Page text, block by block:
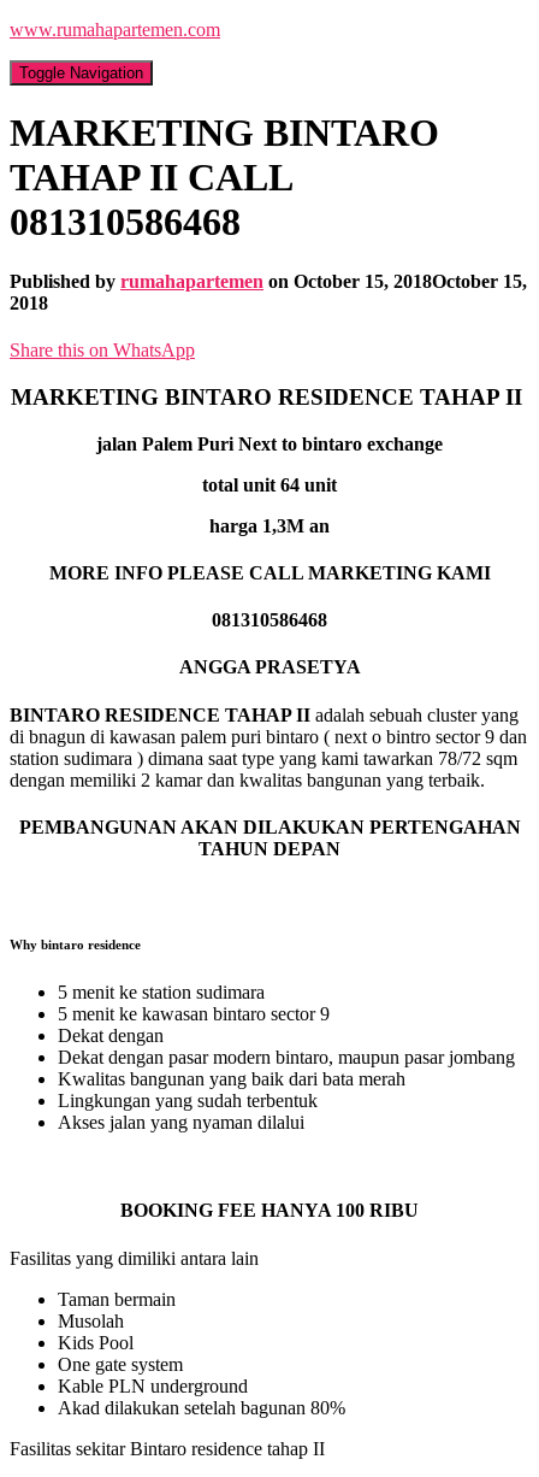
www.rumahapartemen.com
Toggle Navigation
MARKETING BINTARO
TAHAP II CALL
081310586468
Published by rumahapartemen on October 15, 2018October 15,
2018
Share this on WhatsApp
MARKETING BINTARO RESIDENCE TAHAP II
jalan Palem Puri Next to bintaro exchange
total unit 64 unit
harga 1,3M an
MORE INFO PLEASE CALL MARKETING KAMI
081310586468
ANGGA PRASETYA
BINTARO RESIDENCE TAHAP II adalah sebuah cluster yang
di bnagun di kawasan palem puri bintaro ( next o bintro sector 9 dan
station sudimara ) dimana saat type yang kami tawarkan 78/72 sqm
dengan memiliki 2 kamar dan kwalitas bangunan yang terbaik.
PEMBANGUNAN AKAN DILAKUKAN PERTENGAHAN
TAHUN DEPAN
Why bintaro residence
5 menit ke station sudimara
5 menit ke kawasan bintaro sector 9
Dekat dengan
Dekat dengan pasar modern bintaro, maupun pasar jombang
Kwalitas bangunan yang baik dari bata merah
Lingkungan yang sudah terbentuk
Akses jalan yang nyaman dilalui
BOOKING FEE HANYA 100 RIBU
Fasilitas yang dimiliki antara lain
Taman bermain
Musolah
Kids Pool
One gate system
Kable PLN underground
Akad dilakukan setelah bagunan 80%
Fasilitas sekitar Bintaro residence tahap II